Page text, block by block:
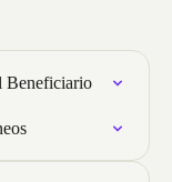
Beneficiario